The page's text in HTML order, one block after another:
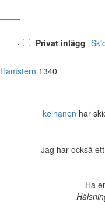
Privat inlägg
Hamstern 1340
keinanen har
Jag har också
Ha